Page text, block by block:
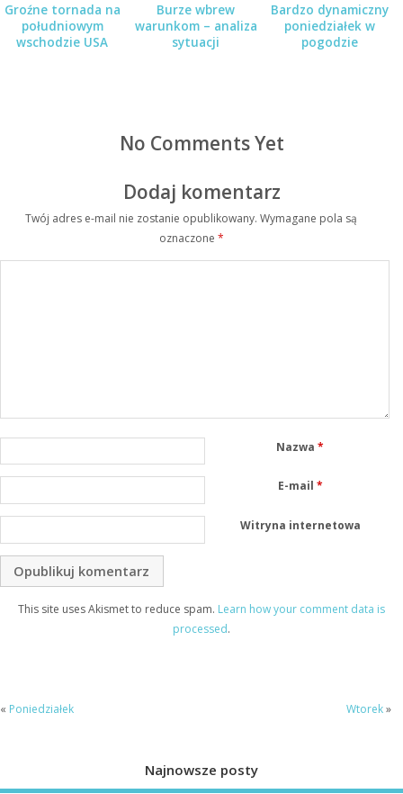
Groźne tornada na
południowym
wschodzie USA
Burze wbrew
warunkom – analiza
sytuacji
Bardzo dynamiczny
poniedziałek w
pogodzie
No Comments Yet
Dodaj komentarz
Twój adres e-mail nie zostanie opublikowany. Wymagane pola są
oznaczone *
Nazwa*
E-mail *
Witryna internetowa
This site uses Akismet to reduce spam. Learn how your comment data is
processed.
« Poniedziałek Wtorek»
Najnowsze posty